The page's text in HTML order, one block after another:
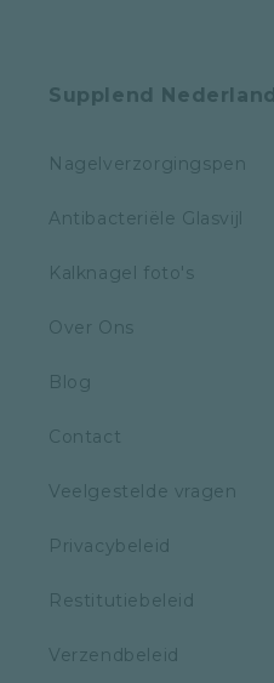
Supplend Nederland
Nagelverzorgingspen
Antibacteriële Glasvijl
Kalknagel foto's
Over Ons
Blog
Contact
Veelgestelde vragen
Privacybeleid
Restitutiebeleid
Verzendbeleid